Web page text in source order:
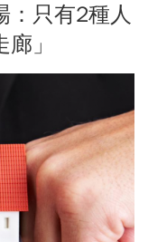
：只有2種人
」